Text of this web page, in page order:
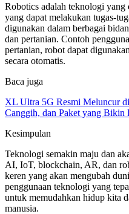
Robotics adalah teknologi yang
yang dapat melakukan tugas-
digunakan dalam berbagai
dan pertanian. Contoh
pertanian, robot dapat
secara otomatis.
Baca juga
XL Ultra 5G Resmi Meluncur
Canggih, dan Paket yang Bikin
Kesimpulan
Teknologi semakin maju dan
AI, IoT, blockchain, AR, dan
keren yang akan mengubah
penggunaan teknologi yang
untuk memudahkan hidup kita
manusia.